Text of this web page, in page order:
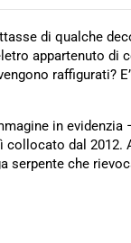
di qualche
appartenuto di
raffigurati?
in evidenzia
dal 2012.
serpente che